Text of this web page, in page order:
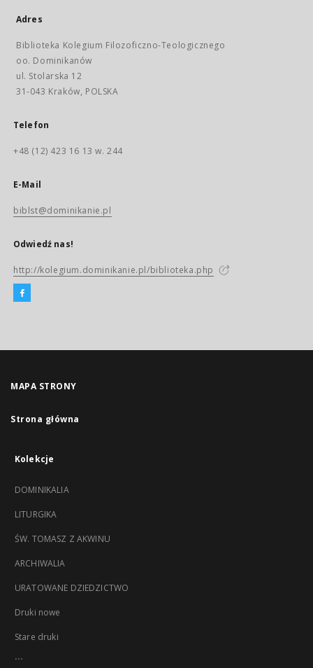
Adres
Biblioteka Kolegium Filozoficzno-Teologicznego
oo. Dominikanów
ul. Stolarska 12
31-043 Kraków, POLSKA
Telefon
+48 (12) 423 16 13 w. 244
E-Mail
biblst@dominikanie.pl
Odwiedź nas!
http://kolegium.dominikanie.pl/biblioteka.php
MAPA STRONY
Strona główna
Kolekcje
DOMINIKALIA
LITURGIKA
ŚW. TOMASZ Z AKWINU
ARCHIWALIA
URATOWANE DZIEDZICTWO
Druki nowe
Stare druki
...